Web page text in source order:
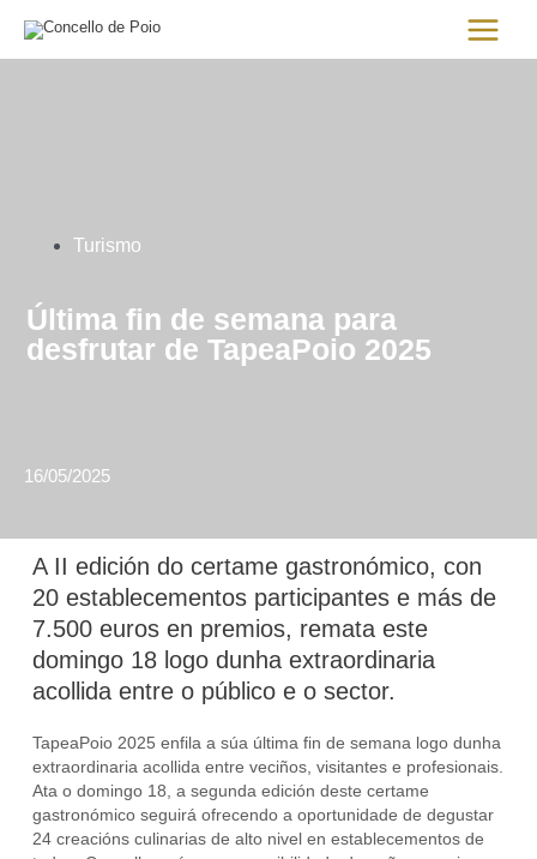
contenido
Main
Menu
Turismo
Última fin de semana para
desfrutar de TapeaPoio 2025
16/05/2025
A II edición do certame gastronómico, con
20 establecementos participantes e más de
7.500 euros en premios, remata este
domingo 18 logo dunha extraordinaria
acollida entre o público e o sector.
TapeaPoio 2025 enfila a súa última fin de semana logo dunha
extraordinaria acollida entre veciños, visitantes e profesionais.
Ata o domingo 18, a segunda edición deste certame
gastronómico seguirá ofrecendo a oportunidade de degustar
24 creacións culinarias de alto nivel en establecementos de